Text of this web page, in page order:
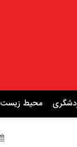
محیط زیست